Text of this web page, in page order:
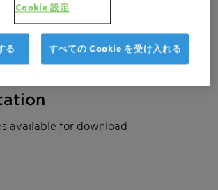
サンプルを注文
見積もりを取る
available for download
Cookie 設定
る すべての Cookie を受け入れる